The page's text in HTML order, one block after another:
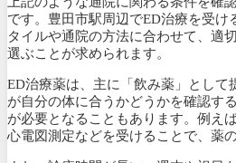
です。豊田市駅周辺でED治療を受け
タイルや通院の方法に合わせて、適
選ぶことが求められます。
ED治療薬は、主に「飲み薬」として
が自分の体に合うかどうかを確認す
が必要となることもあります。例え
心電図測定などを受けることで、薬